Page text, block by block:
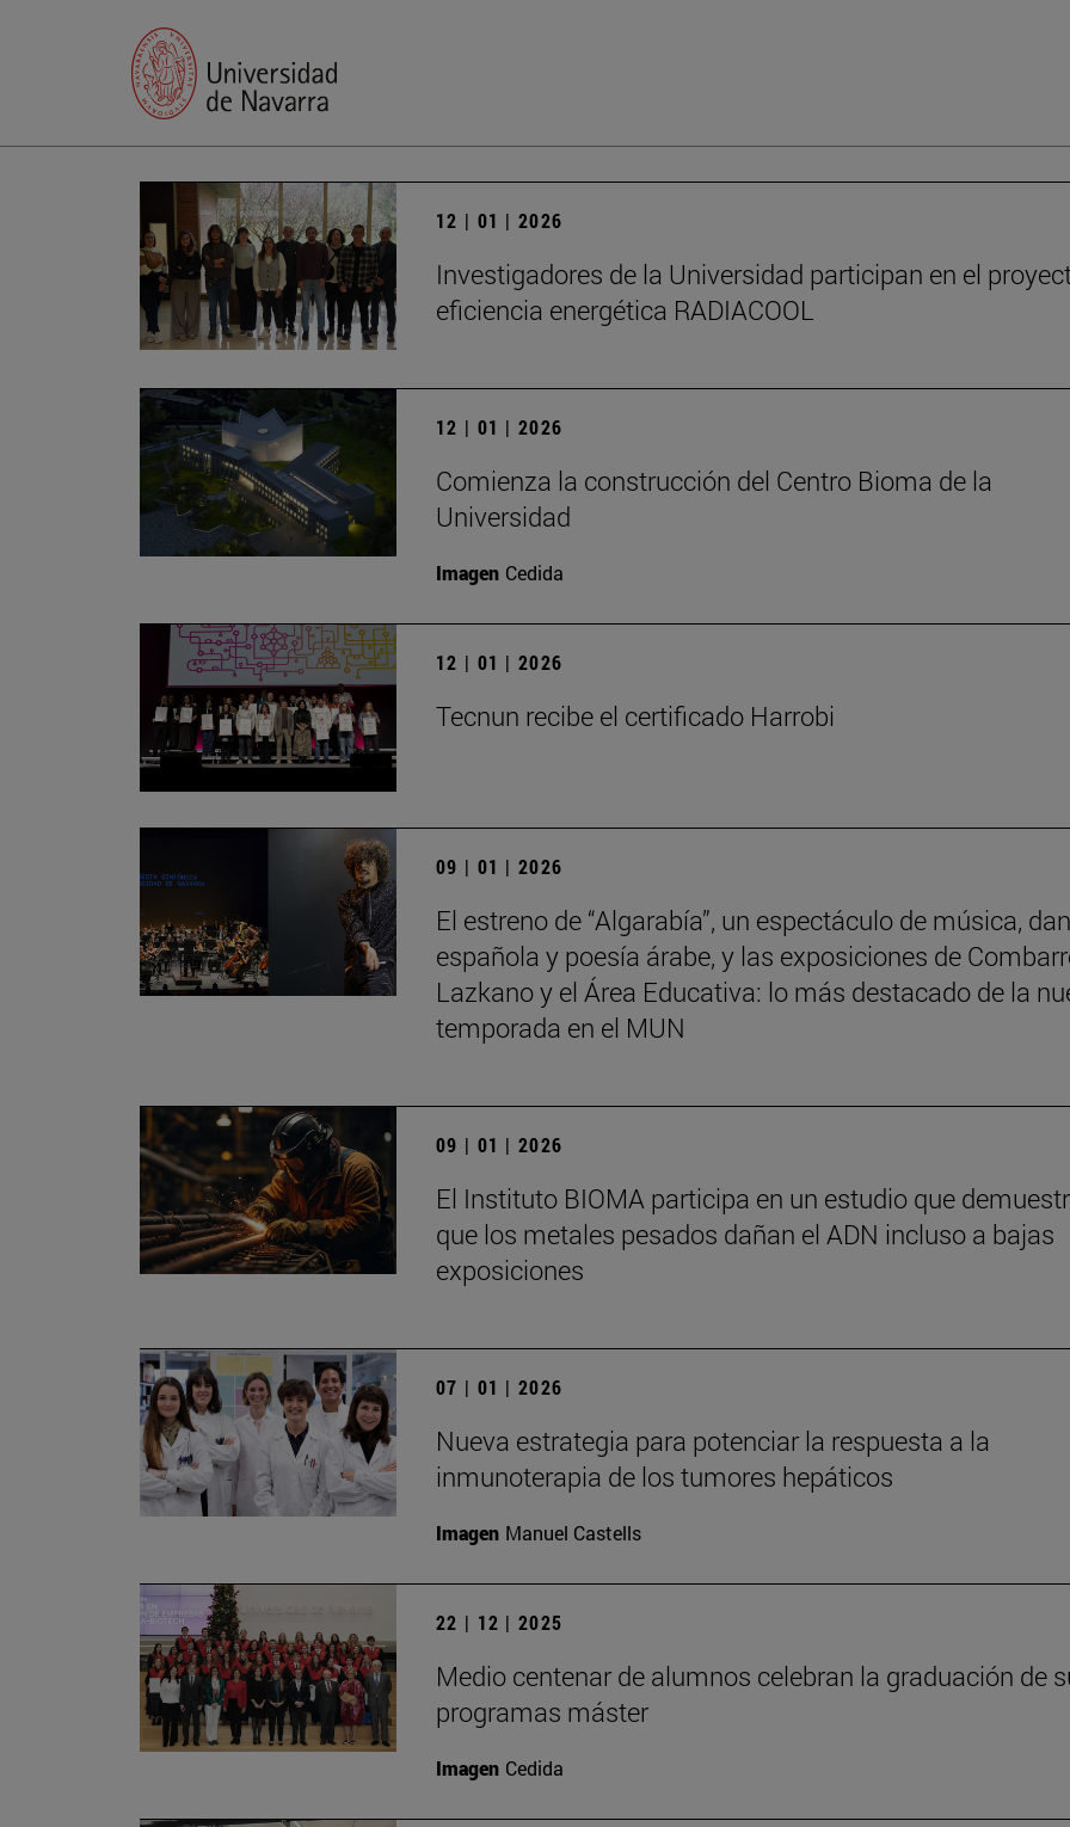
12 | 01 | 2026
Investigadores de la Universidad participan en el
eficiencia energética RADIACOOL
12 | 01 | 2026
Comienza la construcción del Centro Bioma de la
Universidad
Imagen Cedida
12 | 01 | 2026
Tecnun recibe el certificado Harrobi
09 | 01 | 2026
El estreno de “Algarabía”, un espectáculo de música,
española y poesía árabe, y las exposiciones de
Lazkano y el Área Educativa: lo más destacado de la
temporada en el MUN
09 | 01 | 2026
El Instituto BIOMA participa en un estudio que
que los metales pesados dañan el ADN incluso a bajas
exposiciones
07 | 01 | 2026
Nueva estrategia para potenciar la respuesta a la
inmunoterapia de los tumores hepáticos
Imagen Manuel Castells
22 | 12 | 2025
Medio centenar de alumnos celebran la graduación de
programas máster
Imagen Cedida